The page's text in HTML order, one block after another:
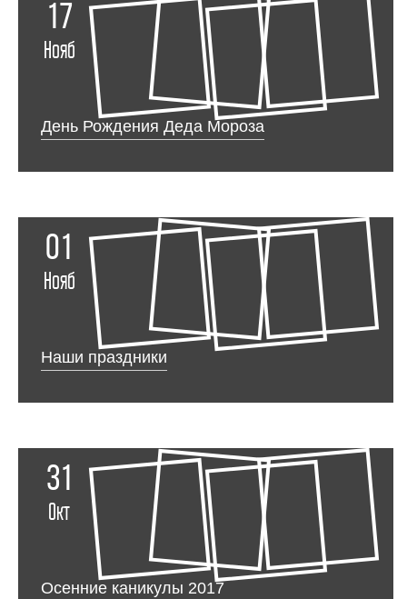
17
Нояб
День Рождения Деда Мороза
01
Нояб
Наши праздники
31
Окт
Осенние каникулы 2017